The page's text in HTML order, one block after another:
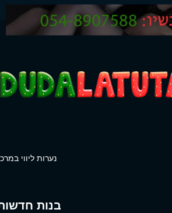
נערות ליווי
בנות